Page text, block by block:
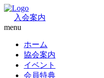
入会案内
menu
ホーム
協会案内
イベント
会員特典